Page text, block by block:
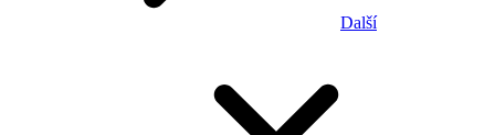
Další